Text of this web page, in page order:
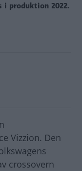
i produktion 2022.
Vizzion. Den
crossovern